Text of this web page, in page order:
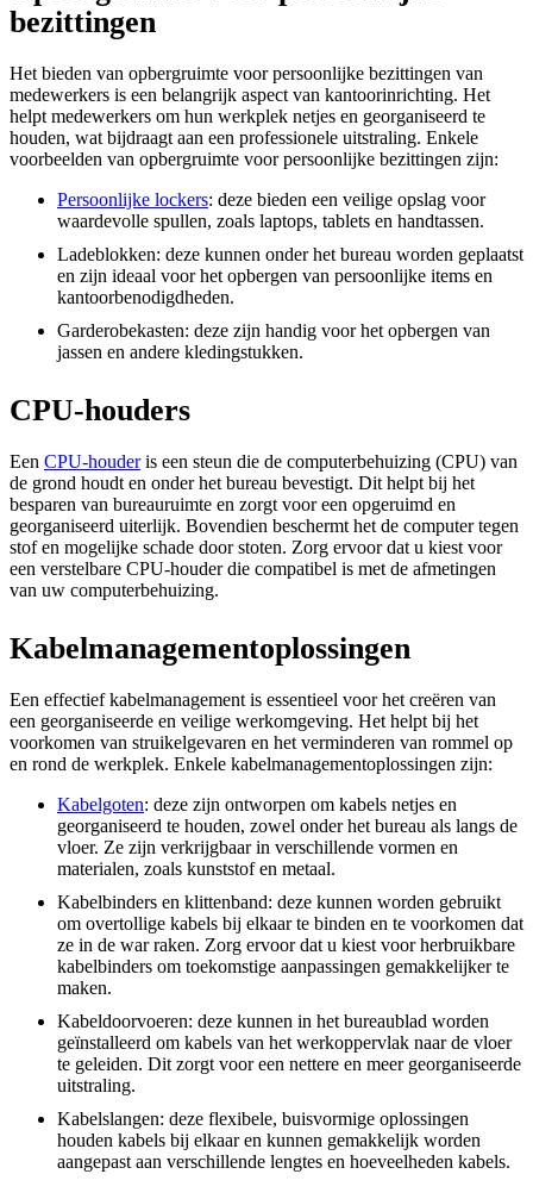
bezittingen
Het bieden van opbergruimte voor persoonlijke bezittingen van
medewerkers is een belangrijk aspect van kantoorinrichting. Het
helpt medewerkers om hun werkplek netjes en georganiseerd te
houden, wat bijdraagt aan een professionele uitstraling. Enkele
voorbeelden van opbergruimte voor persoonlijke bezittingen zijn:
Persoonlijke lockers: deze bieden een veilige opslag voor
waardevolle spullen, zoals laptops, tablets en handtassen.
Ladeblokken: deze kunnen onder het bureau worden geplaatst
en zijn ideaal voor het opbergen van persoonlijke items en
kantoorbenodigdheden.
Garderobekasten: deze zijn handig voor het opbergen van
jassen en andere kledingstukken.
CPU-houders
Een CPU-houderis een steun die de computerbehuizing (CPU) van
de grond houdt en onder het bureau bevestigt. Dit helpt bij het
besparen van bureauruimte en zorgt voor een opgeruimd en
georganiseerd uiterlijk. Bovendien beschermt het de computer tegen
stof en mogelijke schade door stoten. Zorg ervoor dat u kiest voor
een verstelbare CPU-houder die compatibel is met de afmetingen
van uw computerbehuizing.
Kabelmanagementoplossingen
Een effectief kabelmanagement is essentieel voor het creëren van
een georganiseerde en veilige werkomgeving. Het helpt bij het
voorkomen van struikelgevaren en het verminderen van rommel op
en rond de werkplek. Enkele kabelmanagementoplossingen zijn:
Kabelgoten: deze zijn ontworpen om kabels netjes en
georganiseerd te houden, zowel onder het bureau als langs de
vloer. Ze zijn verkrijgbaar in verschillende vormen en
materialen, zoals kunststof en metaal.
Kabelbinders en klittenband: deze kunnen worden gebruikt
om overtollige kabels bij elkaar te binden en te voorkomen dat
ze in de war raken. Zorg ervoor dat u kiest voor herbruikbare
kabelbinders om toekomstige aanpassingen gemakkelijker te
maken.
Kabeldoorvoeren: deze kunnen in het bureaublad worden
geïnstalleerd om kabels van het werkoppervlak naar de vloer
te geleiden. Dit zorgt voor een nettere en meer georganiseerde
uitstraling.
Kabelslangen: deze flexibele, buisvormige oplossingen
houden kabels bij elkaar en kunnen gemakkelijk worden
aangepast aan verschillende lengtes en hoeveelheden kabels.